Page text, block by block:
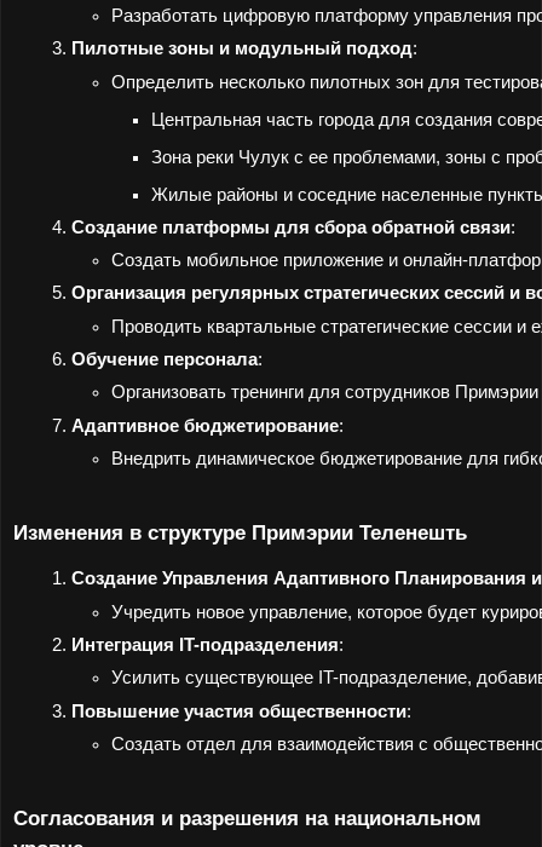
Разработать цифровую платформу управления
Пилотные зоны и модульный подход:
Определить несколько пилотных зон для
Центральная часть города для создания
Зона реки Чулук с ее проблемами, зоны с
Жилые районы и соседние населенные
Создание платформы для сбора обратной связи:
Создать мобильное приложение и онлайн-
Организация регулярных стратегических сессий и
Проводить квартальные стратегические сессии
Обучение персонала:
Организовать тренинги для сотрудников
Адаптивное бюджетирование:
Внедрить динамическое бюджетирование для
Изменения в структуре Примэрии Теленешть
Создание Управления Адаптивного
Учредить новое управление, которое будет
Интеграция IT-подразделения:
Усилить существующее IT-подразделение,
Повышение участия общественности:
Создать отдел для взаимодействия с
Согласования и разрешения на национальном